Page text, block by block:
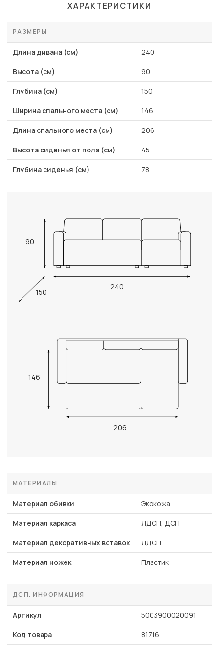
ХАРАКТЕРИСТИКИ
РАЗМЕРЫ
Длина дивана (см) 240
Высота (см) 90
Глубина (см) 150
Ширина спального места (см) 146
Длина спального места (см) 206
Высота сиденья от пола (см) 45
Глубина сиденья (см) 78
90
240
150
146
206
МАТЕРИАЛЫ
Материал обивки Экокожа
Материал каркаса ЛДСП, ДСП
Материал декоративных вставок ЛДСП
Материал ножек Пластик
ДОП. ИНФОРМАЦИЯ
Артикул 5003900020091
Код товара 81716